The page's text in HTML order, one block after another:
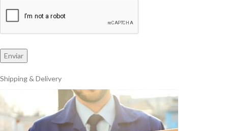
Shipping & Delivery